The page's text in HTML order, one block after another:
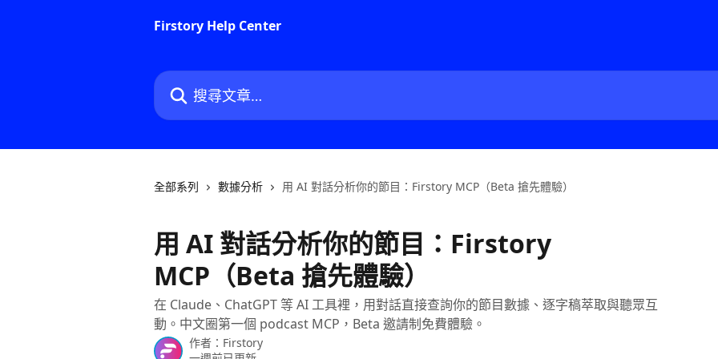
Firstory Help Center
搜尋文章…
全部系列 數據分析 用 AI 對話分析你的節目：Firstory MCP（Beta 搶先體驗）
用 AI 對話分析你的節目：Firstory
MCP（Beta 搶先體驗）
在 Claude、ChatGPT 等 AI 工具裡，用對話直接查詢你的節目數據、逐字稿萃取與聽眾互
動。中文圈第一個 podcast MCP，Beta 邀請制免費體驗。
作者： Firstory